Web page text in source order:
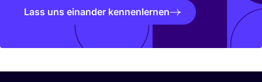
Lass uns einander kennenlernen